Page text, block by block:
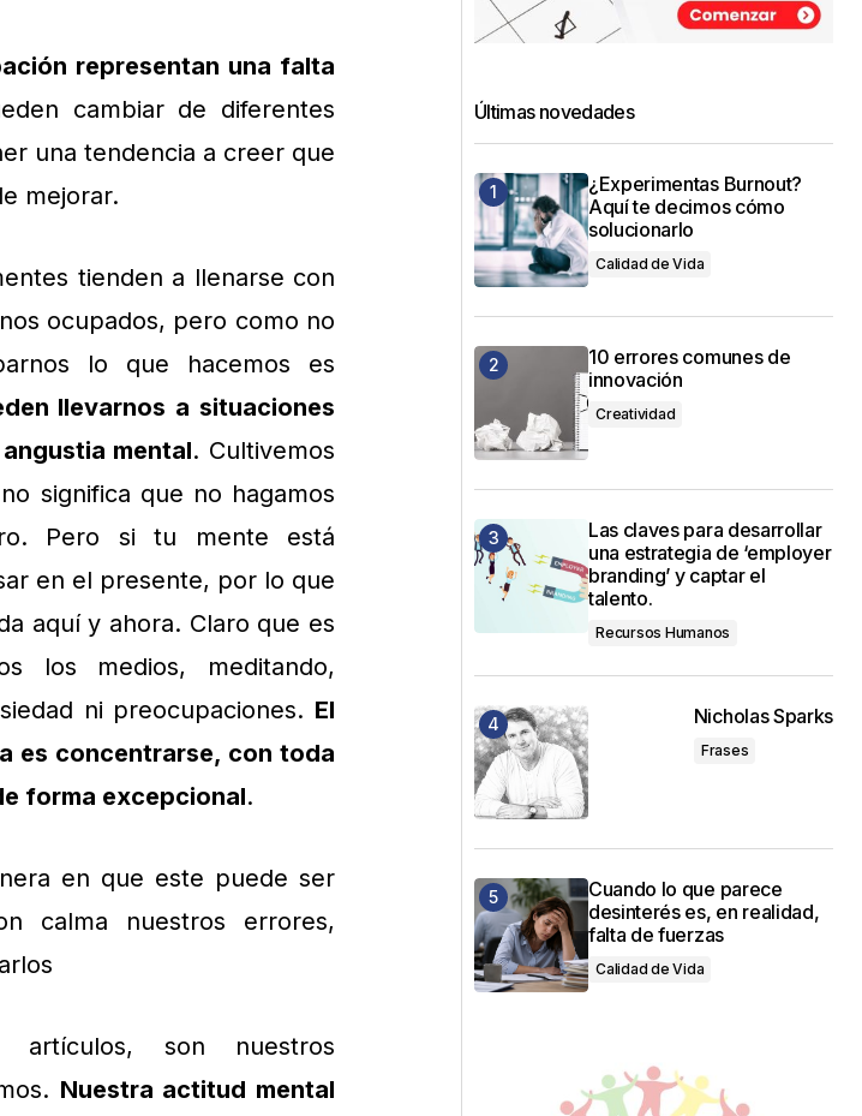
representan una falta
cambiar de diferentes
una tendencia a creer que
mejorar.
tienden a llenarse con
ocupados, pero como no
lo que hacemos es
llevarnos a situaciones
mental. Cultivemos
significa que no hagamos
Pero si tu mente está
en el presente, por lo que
aquí y ahora. Claro que es
los medios, meditando,
ni preocupaciones. El
es concentrarse, con toda
forma excepcional.
en que este puede ser
calma nuestros errores,
artículos, son nuestros
Nuestra actitud mental
Últimas novedades
¿Experimentas Burnout?
Aquí te decimos cómo
solucionarlo
Calidad de Vida
10 errores comunes de
innovación
Creatividad
Las claves para desarrollar
una estrategia de ‘employer
branding’ y captar el
talento.
Recursos Humanos
Nicholas Sparks
Frases
Cuando lo que parece
desinterés es, en realidad,
falta de fuerzas
Calidad de Vida